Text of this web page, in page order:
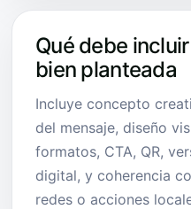
Qué debe
bien planteada
Incluye concepto
del mensaje, diseño
formatos, CTA, QR,
digital, y coherencia
redes o acciones